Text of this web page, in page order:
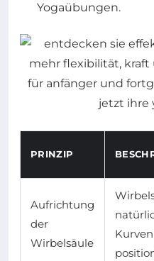
Yogaübungen.
PRINZIP
Aufrichtung
der
Wirbelsäule
Kurven